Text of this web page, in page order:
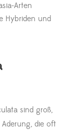
Arten
Hybriden und
sind groß,
die oft